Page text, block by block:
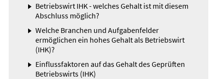
Betriebswirt IHK - welches Gehalt ist mit diesem
Abschluss möglich?
Welche Branchen und Aufgabenfelder
ermöglichen ein hohes Gehalt als Betriebswirt
(IHK)?
Einflussfaktoren auf das Gehalt des Geprüften
Betriebswirts (IHK)